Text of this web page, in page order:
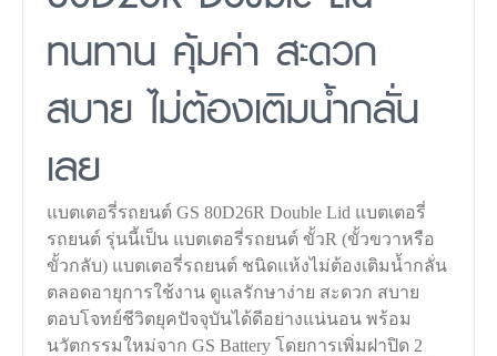
ทนทาน คุ้มค่า สะดวก
สบาย ไม่ต้องเติมน้ำกลั่น
เลย
แบตเตอรี่รถยนต์ GS 80D26R Double Lid แบตเตอรี่
รถยนต์ รุ่นนี้เป็น แบตเตอรี่รถยนต์ ขั้วR (ขั้วขวาหรือ
ขั้วกลับ) แบตเตอรี่รถยนต์ ชนิดแห้งไม่ต้องเติมน้ำกลั่น
ตลอดอายุการใช้งาน ดูแลรักษาง่าย สะดวก สบาย
ตอบโจทย์ชีวิตยุคปัจจุบันได้ดีอย่างแน่นอน พร้อม
นวัตกรรมใหม่จาก GS Battery โดยการเพิ่มฝาปิด 2